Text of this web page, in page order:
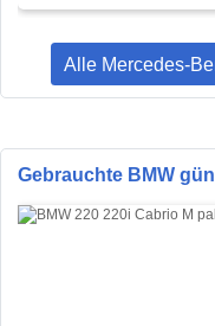
Alle Mercedes-
Gebrauchte BMW